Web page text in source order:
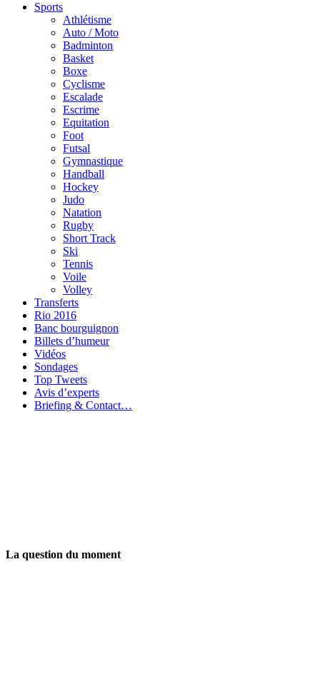
Sports
Athlétisme
Auto / Moto
Badminton
Basket
Boxe
Cyclisme
Escalade
Escrime
Equitation
Foot
Futsal
Gymnastique
Handball
Hockey
Judo
Natation
Rugby
Short Track
Ski
Tennis
Voile
Volley
Transferts
Rio 2016
Banc bourguignon
Billets d’humeur
Vidéos
Sondages
Top Tweets
Avis d’experts
Briefing & Contact…
La question du moment